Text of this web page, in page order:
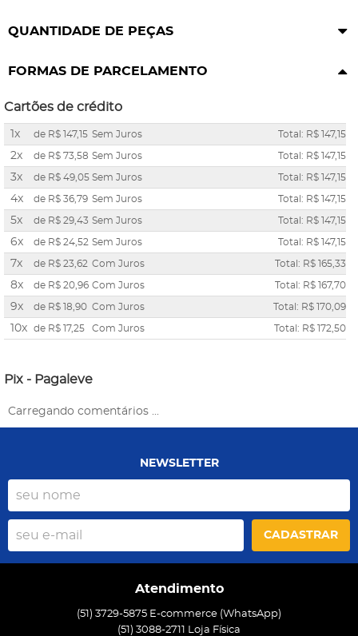
QUANTIDADE DE PEÇAS
FORMAS DE PARCELAMENTO
Cartões de crédito
1x de R$ 147,15 Sem Juros Total: R$ 147,15
2x de R$ 73,58 Sem Juros Total: R$ 147,15
3x de R$ 49,05 Sem Juros Total: R$ 147,15
4x de R$ 36,79 Sem Juros Total: R$ 147,15
5x de R$ 29,43 Sem Juros Total: R$ 147,15
6x de R$ 24,52 Sem Juros Total: R$ 147,15
7x de R$ 23,62 Com Juros Total: R$ 165,33
8x de R$ 20,96 Com Juros Total: R$ 167,70
9x de R$ 18,90 Com Juros Total: R$ 170,09
10x de R$ 17,25 Com Juros Total: R$ 172,50
Pix - Pagaleve
Carregando comentários ...
NEWSLETTER
CADASTRAR
Atendimento
(51) 3729-5875 E-commerce (WhatsApp)
(51) 3088-2711 Loja Física